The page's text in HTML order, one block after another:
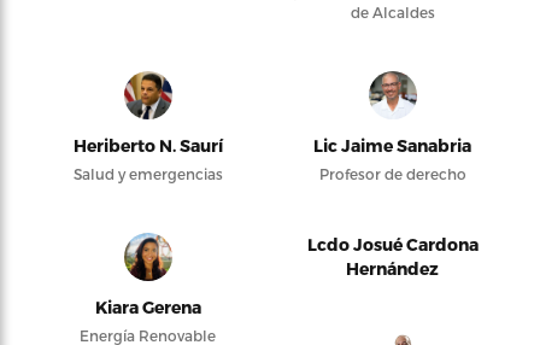
de Alcaldes
Heriberto N. Saurí
Salud y emergencias
Lic Jaime Sanabria
Profesor de derecho
Kiara Gerena
Energía Renovable
Lcdo Josué Cardona
Hernández